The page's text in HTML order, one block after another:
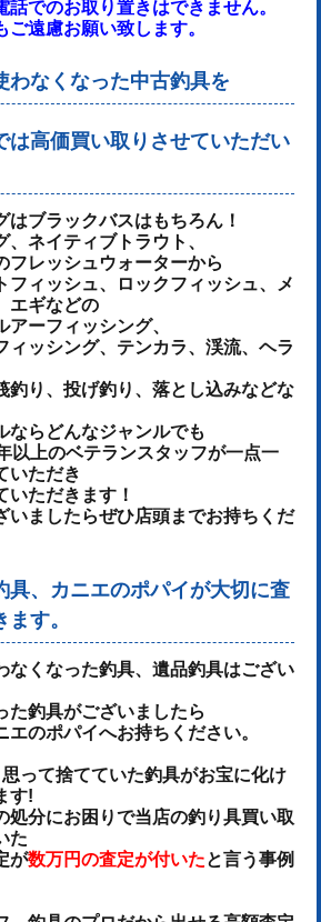
でのお取り置きはできません。
遠慮お願い致します。
わなくなった中古釣具を
は高価買い取りさせていただい
はブラックバスはもちろん！
ネイティブトラウト、
フレッシュウォーターから
フィッシュ、ロックフィッシュ、メ
エギなどの
ーフィッシング、
ィッシング、テンカラ、渓流、ヘラ
釣り、投げ釣り、落とし込みなどな
ならどんなジャンルでも
以上のベテランスタッフが一点一
いただき
いただきます！
いましたらぜひ店頭までお持ちくだ
具、カニエのポパイが大切に査
す。
なくなった釣具、遺品釣具はござい
た釣具がございましたら
のポパイへお持ちください。
って捨てていた釣具がお宝に化け
す!
処分にお困りで当店の釣り具買い取
た
が数万円の査定が付いたと言う事例